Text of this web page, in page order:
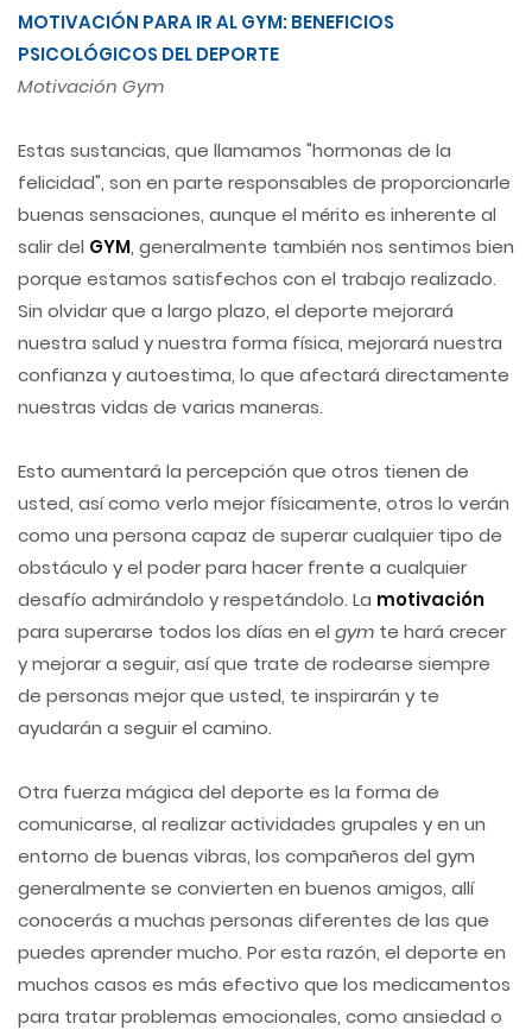
MOTIVACIÓN PARA IR AL GYM: BENEFICIOS
PSICOLÓGICOS DEL DEPORTE
Motivación Gym
Estas sustancias, que llamamos "hormonas de la
felicidad", son en parte responsables de proporcionarle
buenas sensaciones, aunque el mérito es inherente al
salir del GYM, generalmente también nos sentimos bien
porque estamos satisfechos con el trabajo realizado.
Sin olvidar que a largo plazo, el deporte mejorará
nuestra salud y nuestra forma física, mejorará nuestra
confianza y autoestima, lo que afectará directamente
nuestras vidas de varias maneras.
Esto aumentará la percepción que otros tienen de
usted, así como verlo mejor físicamente, otros lo verán
como una persona capaz de superar cualquier tipo de
obstáculo y el poder para hacer frente a cualquier
desafío admirándolo y respetándolo. La motivación
para superarse todos los días en el gym te hará crecer
y mejorar a seguir, así que trate de rodearse siempre
de personas mejor que usted, te inspirarán y te
ayudarán a seguir el camino.
Otra fuerza mágica del deporte es la forma de
comunicarse, al realizar actividades grupales y en un
entorno de buenas vibras, los compañeros del gym
generalmente se convierten en buenos amigos, allí
conocerás a muchas personas diferentes de las que
puedes aprender mucho. Por esta razón, el deporte en
muchos casos es más efectivo que los medicamentos
para tratar problemas emocionales, como ansiedad o